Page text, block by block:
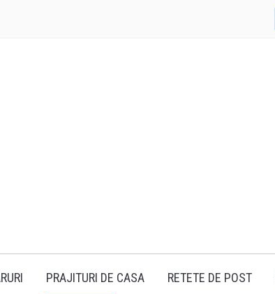
PRAJITURI DE CASA RETETE DE POST